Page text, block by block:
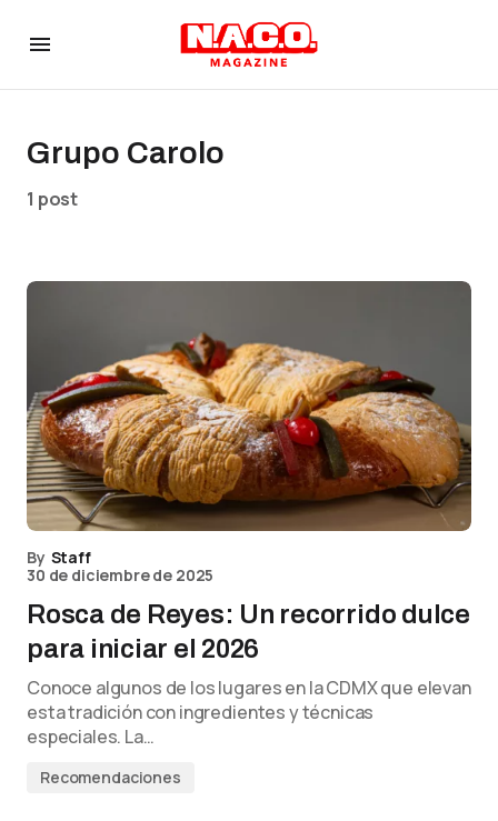
Grupo Carolo
1 post
By Staff
30 de diciembre de 2025
Rosca de Reyes: Un recorrido dulce
para iniciar el 2026
Conoce algunos de los lugares en la CDMX que elevan
esta tradición con ingredientes y técnicas
especiales. La…
Recomendaciones